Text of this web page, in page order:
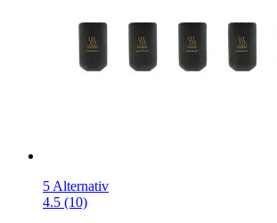
5 Alternativ
4.5 (10)